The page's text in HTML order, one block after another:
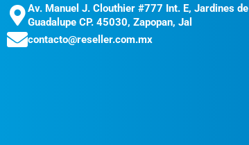
Av. Manuel J. Clouthier #777 Int. E, Jardines de
Guadalupe CP. 45030, Zapopan, Jal
contacto@reseller.com.mx